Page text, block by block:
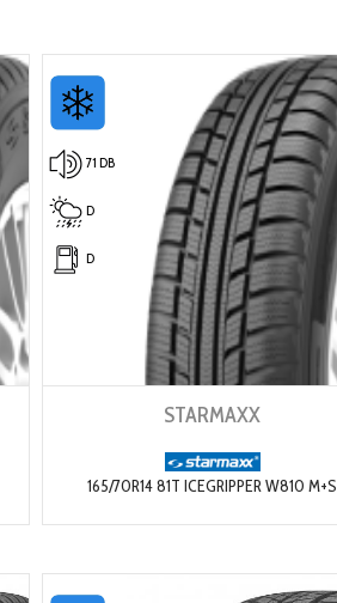
71 DB
D
D
STARMAXX
165/70R14 81T ICEGRIPPER W810 M+S